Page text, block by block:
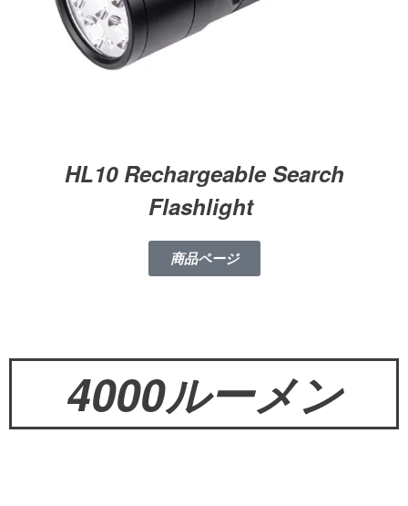
HL10 Rechargeable Search
Flashlight
商品ページ
4000ルーメン